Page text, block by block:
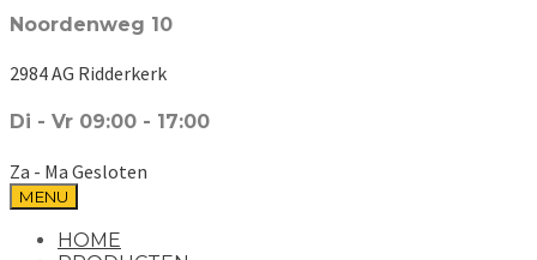
Noordenweg 10
2984 AG Ridderkerk
Di - Vr 09:00 - 17:00
Za - Ma Gesloten
MENU
HOME